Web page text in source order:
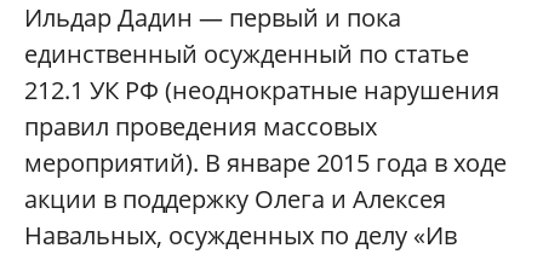
Ильдар Дадин — первый и пока
единственный осужденный по статье
212.1 УК РФ (неоднократные нарушения
правил проведения массовых
мероприятий). В январе 2015 года в ходе
акции в поддержку Олега и Алексея
Навальных, осужденных по делу «Ив